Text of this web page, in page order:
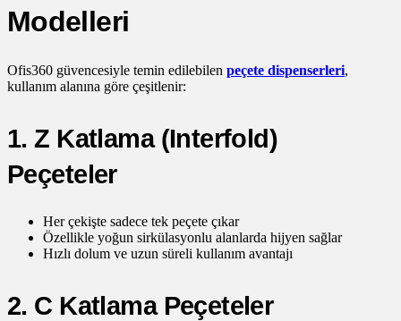
Modelleri
Ofis360 güvencesiyle temin edilebilen peçete dispenserleri,
kullanım alanına göre çeşitlenir:
1. Z Katlama (Interfold)
Peçeteler
Her çekişte sadece tek peçete çıkar
Özellikle yoğun sirkülasyonlu alanlarda hijyen sağlar
Hızlı dolum ve uzun süreli kullanım avantajı
2. C Katlama Peçeteler